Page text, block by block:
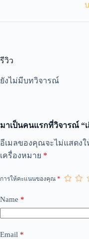
รีวิว
ยังไม่มีบทวิจารณ์
มาเป็นคนแรกที่วิจารณ์ “เ
อีเมลของคุณจะไม่แสดง
เครื่องหมาย *
การให้คะแนนของคุณ *
Name *
Email *
A
t
r
a
t
e